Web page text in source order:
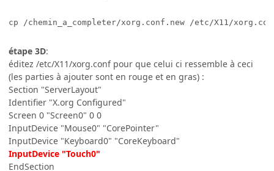
cp /chemin_a_completer/xorg.conf.new /etc/X11/
étape 3D:
éditez /etc/X11/xorg.conf pour que celui ci ressemble à ceci
(les parties à ajouter sont en rouge et en gras) :
Section "ServerLayout"
Identifier "X.org Configured"
Screen 0 "Screen0" 0 0
InputDevice "Mouse0" "CorePointer"
InputDevice "Keyboard0" "CoreKeyboard"
InputDevice "Touch0"
EndSection